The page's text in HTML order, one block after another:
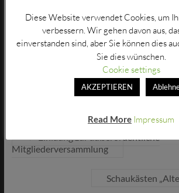
Über das Gemeindeblatt ( Meldeschluss
ggf. Oi Bleedche bzw einen Aushang wird
Interessenabfrage stattfinden.
14. August 2015
Keine Kommentare
←Einlaung zur außerordentliche
Mitgliederversammlung
Schaukästen
Diese Website verwendet Cookies, um
verbessern. Wir gehen davon aus,
einverstanden sind, aber Sie können dies
Sie dies wünschen.
Cookie settings
AKZEPTIEREN
Read More Impressum